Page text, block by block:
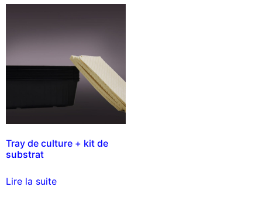
Tray de culture + kit de
substrat
Lire la suite